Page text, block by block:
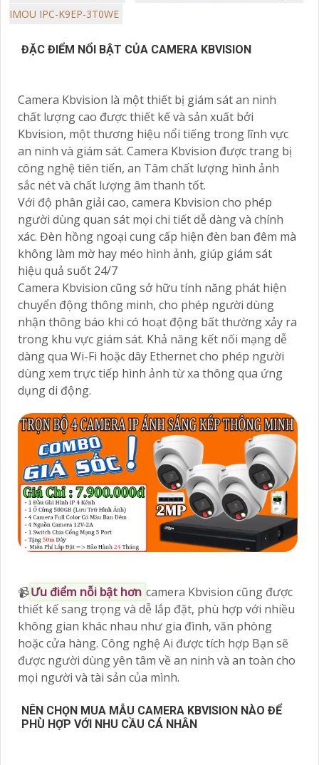
IMOU IPC-K9EP-3T0WE
ĐẶC ĐIỂM NỔI BẬT CỦA CAMERA KBVISION
Camera Kbvision là một thiết bị giám sát an ninh
chất lượng cao được thiết kế và sản xuất bởi
Kbvision, một thương hiệu nổi tiếng trong lĩnh vực
an ninh và giám sát. Camera Kbvision được trang bị
công nghệ tiên tiến, an Tâm chất lượng hình ảnh
sắc nét và chất lượng âm thanh tốt.
Với độ phân giải cao, camera Kbvision cho phép
người dùng quan sát mọi chi tiết dễ dàng và chính
xác. Đèn hồng ngoại cung cấp hiện đèn ban đêm mà
không làm mờ hay méo hình ảnh, giúp giám sát
hiệu quả suốt 24/7
Camera Kbvision cũng sở hữu tính năng phát hiện
chuyển động thông minh, cho phép người dùng
nhận thông báo khi có hoạt động bất thường xảy ra
trong khu vực giám sát. Khả năng kết nối mạng dễ
dàng qua Wi-Fi hoặc dây Ethernet cho phép người
dùng xem trực tiếp hình ảnh từ xa thông qua ứng
dụng di động.
📹Ưu điểm nỗi bật hơn camera Kbvision cũng được
thiết kế sang trọng và dễ lắp đặt, phù hợp với nhiều
không gian khác nhau như gia đình, văn phòng
hoặc cửa hàng. Công nghệ Ai được tích hợp Bạn sẽ
được người dùng yên tâm về an ninh và an toàn cho
mọi người và tài sản của mình.
NÊN CHỌN MUA MẪU CAMERA KBVISION NÀO ĐỂ
PHÙ HỢP VỚI NHU CẦU CÁ NHÂN